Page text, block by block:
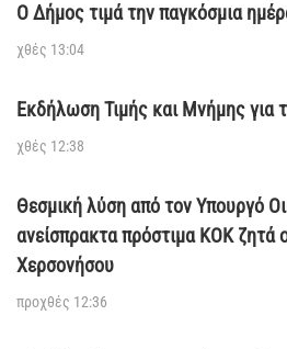
Ο Δήμος τιμά την παγκόσμια
χθές 13:04
Εκδήλωση Τιμής και Μνήμης για
χθές 12:38
Θεσμική λύση από τον Υπουργό
ανείσπρακτα πρόστιμα ΚΟΚ ζητά
Χερσονήσου
προχθές 12:36